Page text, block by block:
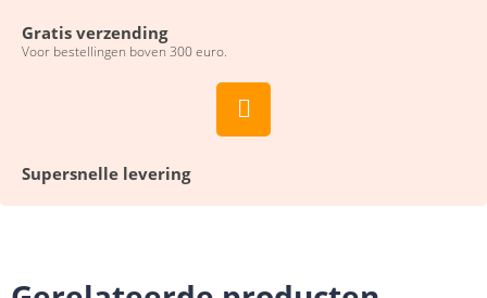
Gratis verzending
Voor bestellingen boven 300 euro.
Supersnelle levering